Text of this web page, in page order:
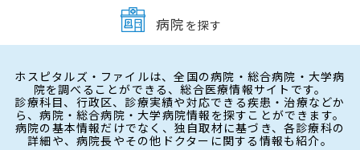
病院 を探す
ホスピタルズ・ファイルは、全国の病院・総合病院・大学病
院を調べることができる、総合医療情報サイトです。
診療科目、行政区、診療実績や対応できる疾患・治療などか
ら、病院・総合病院・大学病院情報を探すことができます。
病院の基本情報だけでなく、独自取材に基づき、各診療科の
詳細や、病院長やその他ドクターに関する情報も紹介。